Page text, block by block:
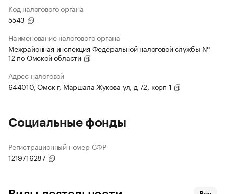
Код налогового органа
5543
Наименование налогового органа
Межрайонная инспекция Федеральной налоговой службы №
12 по Омской области
Адрес налоговой
644010, Омск г, Маршала Жукова ул, д 72, корп 1
Социальные фонды
Регистрационный номер СФР
1219716287